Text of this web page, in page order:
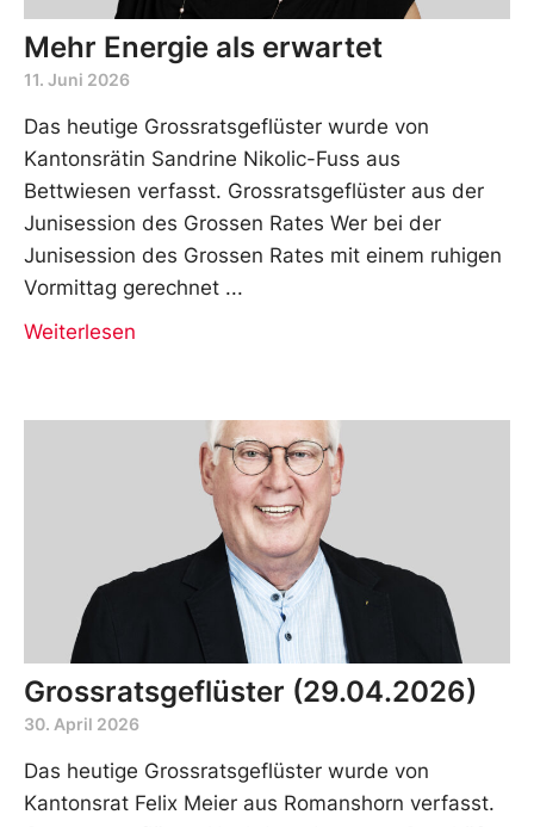
Mehr Energie als erwartet
11. Juni 2026
Das heutige Grossratsgeflüster wurde von
Kantonsrätin Sandrine Nikolic-Fuss aus
Bettwiesen verfasst. Grossratsgeflüster aus der
Junisession des Grossen Rates Wer bei der
Junisession des Grossen Rates mit einem ruhigen
Vormittag gerechnet
Weiterlesen
Grossratsgeflüster (29.04.2026)
30. April 2026
Das heutige Grossratsgeflüster wurde von
Kantonsrat Felix Meier aus Romanshorn verfasst.